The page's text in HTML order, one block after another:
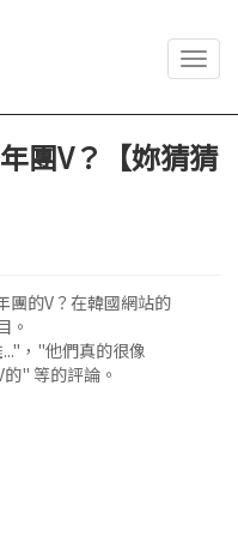
團V？【妳猜猜
團的V？在韓國網站的
。
，"他們真的很像
" 等的評論。